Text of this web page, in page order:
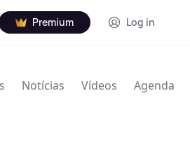
Premium Log in
Notícias Vídeos Agenda